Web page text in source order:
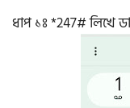
ধাপ ১ঃ *247# লিখে